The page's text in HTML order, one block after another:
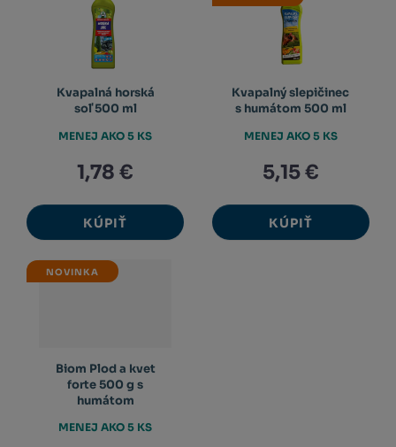
Kvapalná horská
soľ 500 ml
1,78 €
KÚPIŤ
MENEJ AKO 5 KS
Kvapalný slepičinec
s humátom 500 ml
5,15 €
KÚPIŤ
MENEJ AKO 5 KS
NOVINKA
Biom Plod a kvet
forte 500 g s
humátom
MENEJ AKO 5 KS